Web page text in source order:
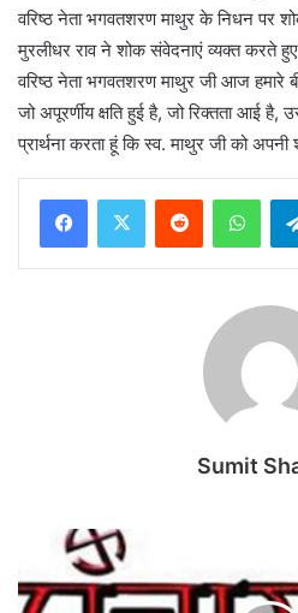
वरिष्ठ नेता भगवतशरण माथुर के निधन पर
मुरलीधर राव ने शोक संवेदनाएं व्यक्त करते हुए
वरिष्ठ नेता भगवतशरण माथुर जी आज हमारे
जो अपूरर्णीय क्षति हुई है, जो रिक्तता आई
प्रार्थना करता हूं कि स्व. माथुर जी को
Sumit